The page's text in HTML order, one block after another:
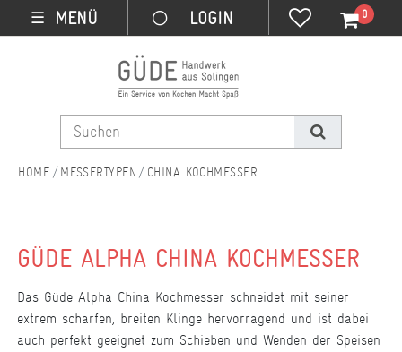
☰ MENÜ 0
MESSERTYPEN CHINA KOCHMESSER
GÜDE ALPHA CHINA KOCHMESSER
Das Güde Alpha China Kochmesser schneidet mit seiner
extrem scharfen, breiten Klinge hervorragend und ist dabei
auch perfekt geeignet zum Schieben und Wenden der Speisen